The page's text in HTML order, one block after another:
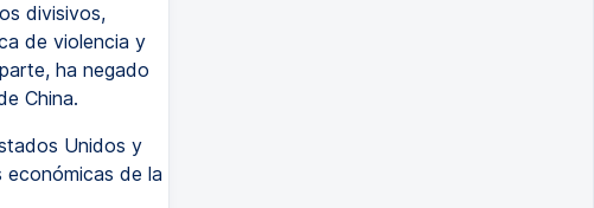
divisivos,
de violencia y
ha negado
China.
Unidos y
económicas de la